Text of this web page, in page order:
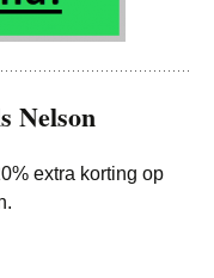
Nelson
extra korting op